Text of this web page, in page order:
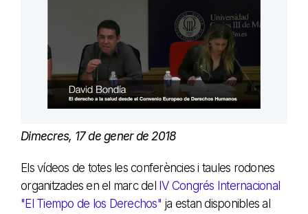
Dimecres, 17 de gener de 2018
Els vídeos de totes les conferències i taules rodones
organitzades en el marc del IV Congrés Internacional
"El Tiempo de los Derechos" ja estan disponibles al